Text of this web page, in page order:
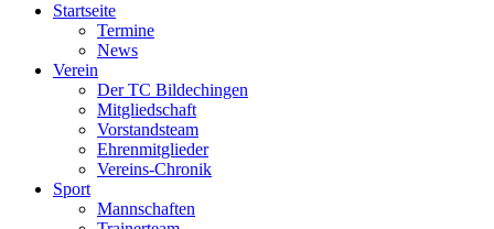
Startseite
Termine
News
Verein
Der TC Bildechingen
Mitgliedschaft
Vorstandsteam
Ehrenmitglieder
Vereins-Chronik
Sport
Mannschaften